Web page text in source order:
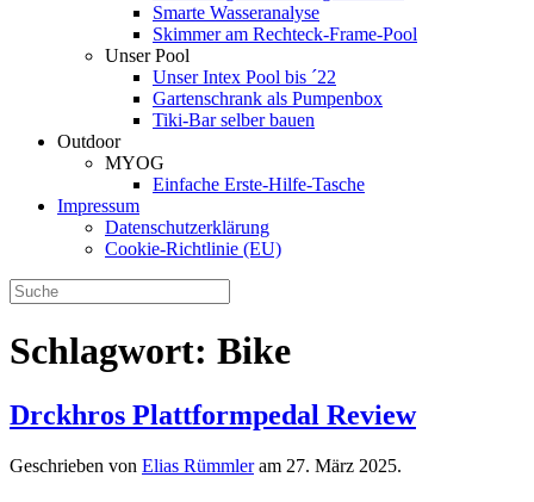
Smarte Wasseranalyse
Skimmer am Rechteck-Frame-Pool
Unser Pool
Unser Intex Pool bis ´22
Gartenschrank als Pumpenbox
Tiki-Bar selber bauen
Outdoor
MYOG
Einfache Erste-Hilfe-Tasche
Impressum
Datenschutzerklärung
Cookie-Richtlinie (EU)
Schlagwort: Bike
Drckhros Plattformpedal Review
Geschrieben von Elias Rümmleram 27. März 2025.